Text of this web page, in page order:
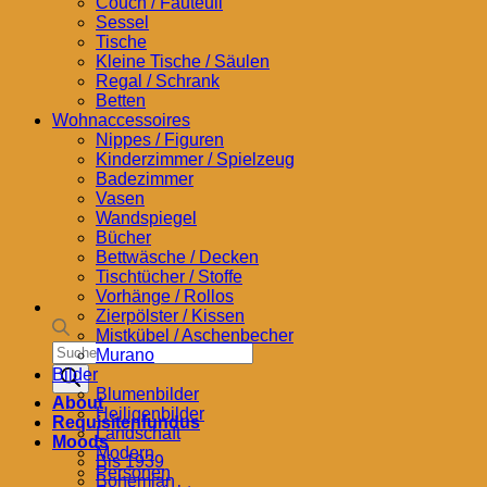
Products
search
About
Requisitenfundus
Moods
Bis 1939
Bohemian
Sessel
Tische
Kleine Tische / Säulen
Regal / Schrank
Betten
Wohnaccessoires
Nippes / Figuren
Kinderzimmer / Spielzeug
Badezimmer
Vasen
Wandspiegel
Bücher
Bettwäsche / Decken
Tischtücher / Stoffe
Vorhänge / Rollos
Zierpölster / Kissen
Mistkübel / Aschenbecher
Murano
Bilder
Blumenbilder
Heiligenbilder
Landschaft
Modern
Personen